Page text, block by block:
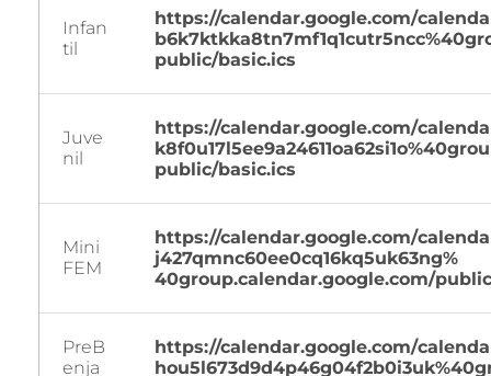
Infan
til
https://calendar.google.com/
b6k7ktkka8tn7mf1q1cutr5ncc%
public/basic.ics
Juve
nil
https://calendar.google.com/
k8f0u17l5ee9a24611oa62si1o%
public/basic.ics
Mini
FEM
https://calendar.google.com/
j427qmnc60ee0cq16kq5uk63ng%
40group.calendar.google.com/
PreB
enja
https://calendar.google.com/
hou5l673d9d4p46g04f2b0i3uk%